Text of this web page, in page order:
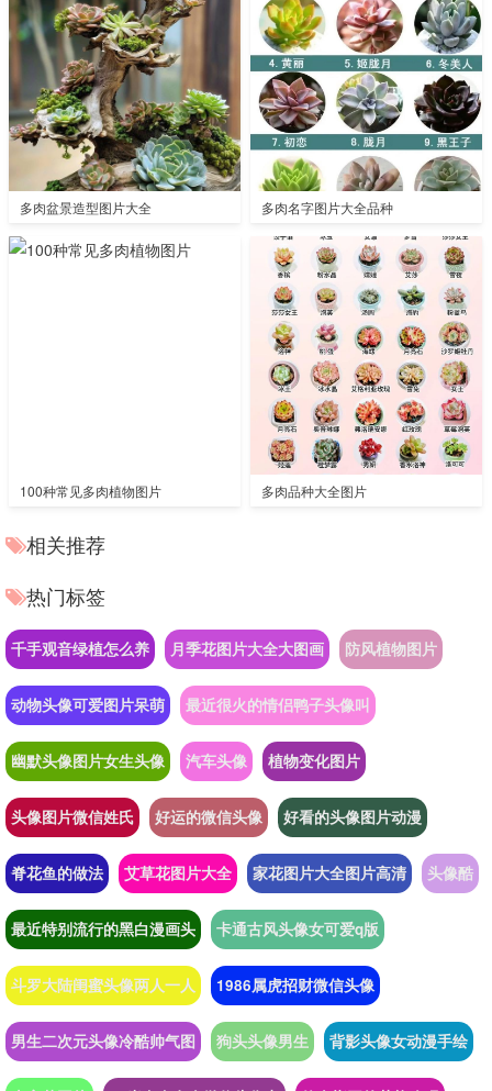
多肉盆景造型图片大全 多肉名字图片大全品种
100种常见多肉植物图片 多肉品种大全图片
相关推荐
热门标签
千手观音绿植怎么养 月季花图片大全大图画 防风植物图片
动物头像可爱图片呆萌 最近很火的情侣鸭子头像叫
幽默头像图片女生头像 汽车头像 植物变化图片
头像图片微信姓氏 好运的微信头像 好看的头像图片动漫
脊花鱼的做法 艾草花图片大全 家花图片大全图片高清 头像酷
最近特别流行的黑白漫画头 卡通古风头像女可爱q版
斗罗大陆闺蜜头像两人一人 1986属虎招财微信头像
男生二次元头像冷酷帅气图 狗头头像男生 背影头像女动漫手绘